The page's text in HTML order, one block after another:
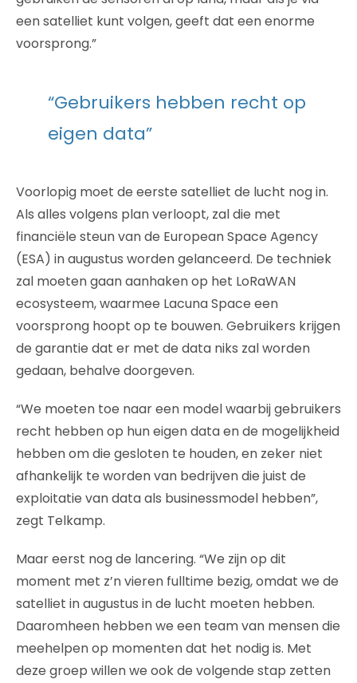
een satelliet kunt volgen, geeft dat een enorme
voorsprong.”
“Gebruikers hebben recht op
eigen data”
Voorlopig moet de eerste satelliet de lucht nog in.
Als alles volgens plan verloopt, zal die met
financiële steun van de European Space Agency
(ESA) in augustus worden gelanceerd. De techniek
zal moeten gaan aanhaken op het LoRaWAN
ecosysteem, waarmee Lacuna Space een
voorsprong hoopt op te bouwen. Gebruikers krijgen
de garantie dat er met de data niks zal worden
gedaan, behalve doorgeven.
“We moeten toe naar een model waarbij gebruikers
recht hebben op hun eigen data en de mogelijkheid
hebben om die gesloten te houden, en zeker niet
afhankelijk te worden van bedrijven die juist de
exploitatie van data als businessmodel hebben”,
zegt Telkamp.
Maar eerst nog de lancering. “We zijn op dit
moment met z’n vieren fulltime bezig, omdat we de
satelliet in augustus in de lucht moeten hebben.
Daaromheen hebben we een team van mensen die
meehelpen op momenten dat het nodig is. Met
deze groep willen we ook de volgende stap zetten